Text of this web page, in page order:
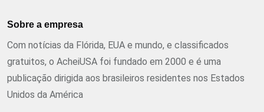
Sobre a empresa
Com notícias da Flórida, EUA e mundo, e classificados
gratuitos, o AcheiUSA foi fundado em 2000 e é uma
publicação dirigida aos brasileiros residentes nos Estados
Unidos da América